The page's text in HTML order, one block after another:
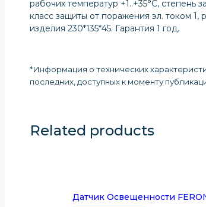
рабочих температур +1..+35°C, степень
класс защиты от поражения эл. током 1,
изделия 230*135*45. Гарантия 1 год.
*Информация о технических
последних, доступных к моменту
Related products
Датчик Освещенности